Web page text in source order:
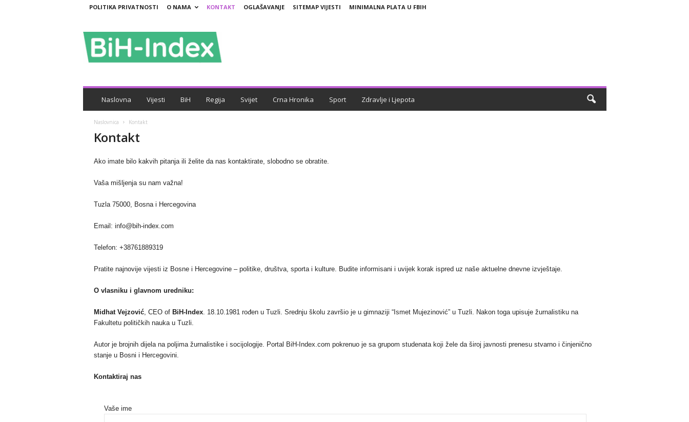
POLITIKA PRIVATNOSTI O NAMA KONTAKT OGLAŠAVANJE SITEMAP VIJESTI MINIMALNA PLATA U FBIH
i
H
d
x
Naslovna Vijesti BiH Regija Svijet Crna Hronika Sport Zdravlje i Ljepota
Naslovnica Kontakt
Kontakt
Ako imate bilo kakvih pitanja ili želite da nas kontaktirate, slobodno se obratite.
Vaša mišljenja su nam važna!
Tuzla 75000, Bosna i Hercegovina
Email: info@bih-index.com
Telefon: +38761889319
Pratite najnovije vijesti iz Bosne i Hercegovine – politike, društva, sporta i kulture. Budite informisani i uvijek korak ispred uz naše aktuelne dnevne izvještaje.
O vlasniku i glavnom uredniku:
Midhat Vejzović, CEO of BiH-Index. 18.10.1981 rođen u Tuzli. Srednju školu završio je u gimnaziji “Ismet Mujezinović” u Tuzli. Nakon toga upisuje žurnalistiku na
Fakultetu političkih nauka u Tuzli.
Autor je brojnih dijela na poljima žurnalistike i socijologije. Portal BiH-Index.com pokrenuo je sa grupom studenata koji žele da široj javnosti prenesu stvarno i činjenično
stanje u Bosni i Hercegovini.
Kontaktiraj nas
Vaše ime